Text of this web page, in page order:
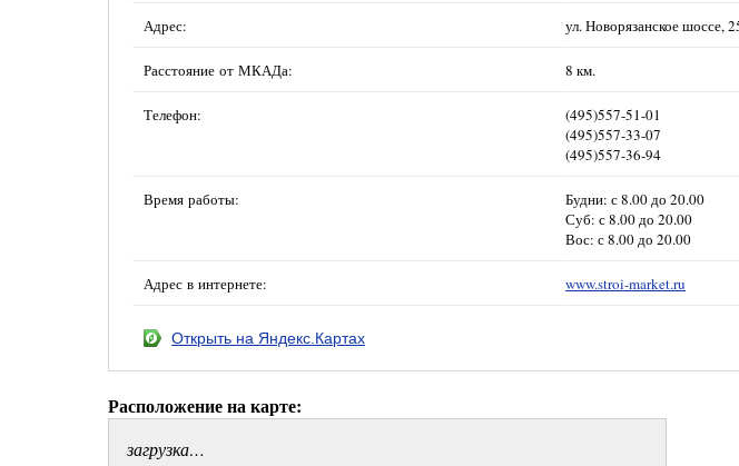
Адрес: ул. Новорязанское шоссе,
Расстояние от МКАДа: 8 км.
Телефон:
(495)557-51-01
(495)557-33-07
(495)557-36-94
Время работы:
Будни: с 8.00 до 20.00
Суб: с 8.00 до 20.00
Вос: с 8.00 до 20.00
Адрес в интернете: www.stroi-market.ru
Открыть на Яндекс.Картах
Расположение на карте:
загрузка…